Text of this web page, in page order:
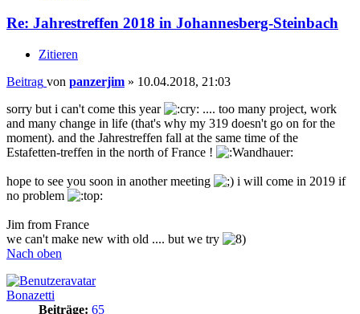
Re: Jahrestreffen 2018 in Johannesberg-Steinbach
Zitieren
Beitrag von panzerjim » 10.04.2018, 21:03
sorry but i can't come this year
.... too many project, work
and many change in life (that's why my 319 doesn't go on for the
moment). and the Jahrestreffen fall at the same time of the
Estafetten-treffen in the north of France !
hope to see you soon in another meeting
i will come in 2019 if
no problem
Jim from France
we can't make new with old .... but we try
Nach oben
Bonazetti
Beiträge: 65